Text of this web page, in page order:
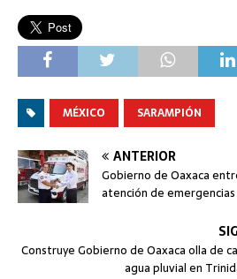
MÉXICO SARAMPIÓN
ANTERIOR
Gobierno de Oaxaca
atención de emergencias
Construye Gobierno de Oaxaca olla de
agua pluvial en